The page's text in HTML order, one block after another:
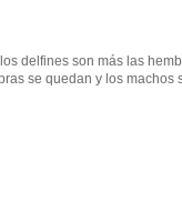
delfines son más las
se quedan y los